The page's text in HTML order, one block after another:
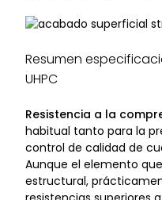
Resumen
UHPC
Resistencia a la
habitual tanto para la
control de calidad de
Aunque el elemento
estructural,